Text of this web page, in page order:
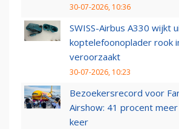
30-07-2026, 10:36
SWISS-Airbus A330 wijkt
koptelefoonoplader rook
veroorzaakt
30-07-2026, 10:23
Bezoekersrecord voor
Airshow: 41 procent
keer